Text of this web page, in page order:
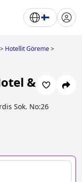
> Hotellit Göreme>
&
Sok. No:26